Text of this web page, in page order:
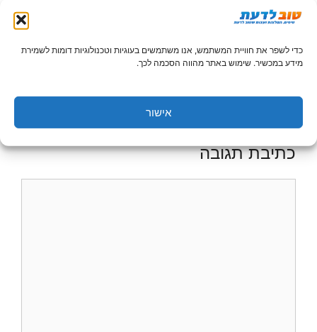
כדי לשפר את חוויית המשתמש, אנו משתמשים בעוגיות וטכנולוגיות דומות לשמירת
מידע במכשיר. שימוש באתר מהווה הסכמה לכך.
אישור
צאצאים למגורשי ספרד? ספרד קוראת לכם
קראו עודבתנאי השימוש.
כתיבת תגובה